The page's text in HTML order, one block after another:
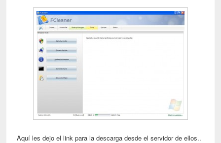
Aquí les dejo el link para la descarga desde el servidor de ellos..